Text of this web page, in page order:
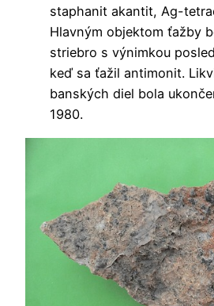
staphanit akantit, Ag-
Hlavným objektom ťažby
striebro s výnimkou
keď sa ťažil antimonit.
banských diel bola
1980.